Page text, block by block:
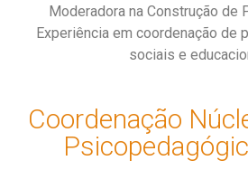
Moderadora na Construção de
Experiência em coordenação de
sociais e
Coordenação